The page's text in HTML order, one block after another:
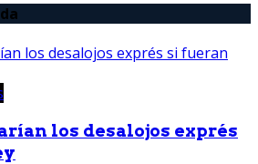
los desalojos exprés